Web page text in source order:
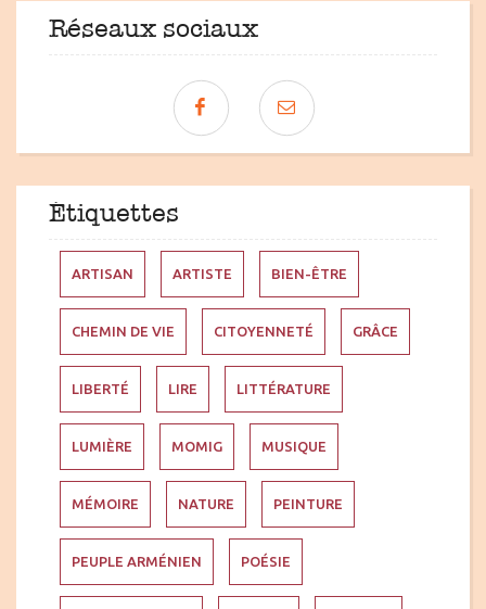
Réseaux sociaux
Étiquettes
ARTISAN ARTISTE BIEN-ÊTRE
CHEMIN DE VIE CITOYENNETÉ GRÂCE
LIBERTÉ LIRE LITTÉRATURE
LUMIÈRE MOMIG MUSIQUE
MÉMOIRE NATURE PEINTURE
PEUPLE ARMÉNIEN POÉSIE